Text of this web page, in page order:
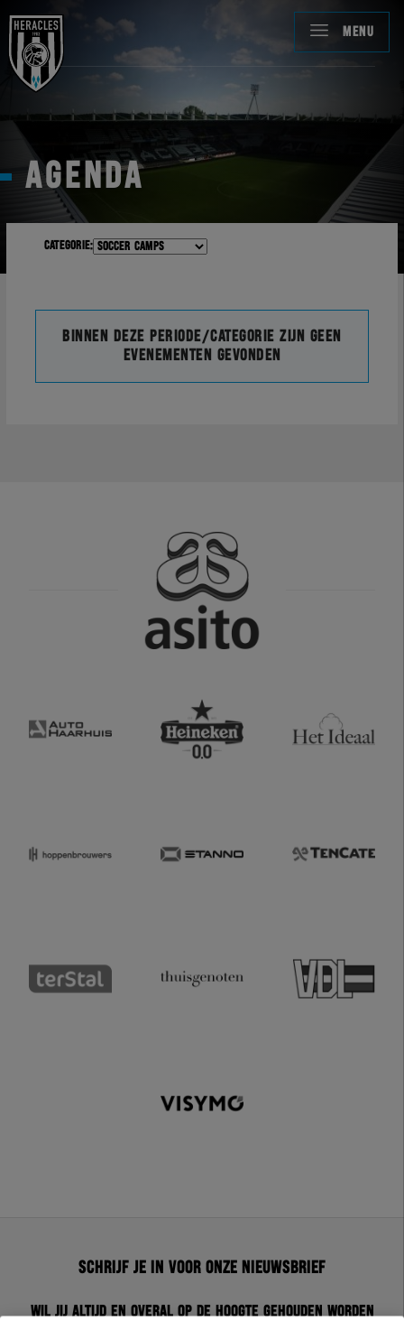
MENU
AGENDA
Categorie:
Binnen deze periode/categorie zijn geen
evenementen gevonden
Schrijf je in voor onze nieuwsbrief
Wil jij altijd en overal op de hoogte gehouden worden